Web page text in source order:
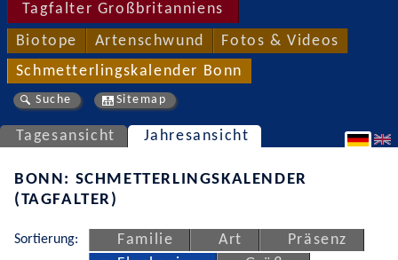
Tagfalter Großbritanniens
Biotope Artenschwund Fotos & Videos
Schmetterlingskalender Bonn
Suche Sitemap
Tagesansicht Jahresansicht
BONN: SCHMETTERLINGSKALENDER
(TAGFALTER)
Sortierung: Familie Art
Präsenz